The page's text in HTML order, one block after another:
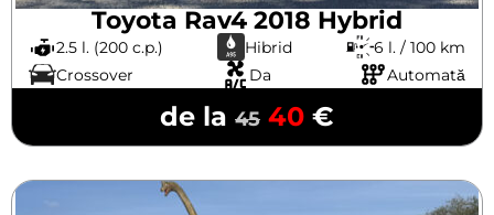
Toyota Rav4 2018 Hybrid
2.5 l. (200 c.p.) Hibrid
6 l. / 100 km
Crossover
Da Automată
de la 45 40 €